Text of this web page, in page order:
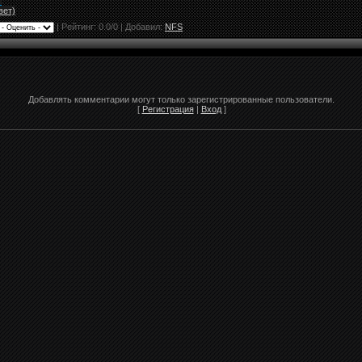
|Рейтинг:0.0/0 | Добавил:NFS
Добавлять комментарии могут только зарегистрированные пользователи.
[ Регистрация| Вход]